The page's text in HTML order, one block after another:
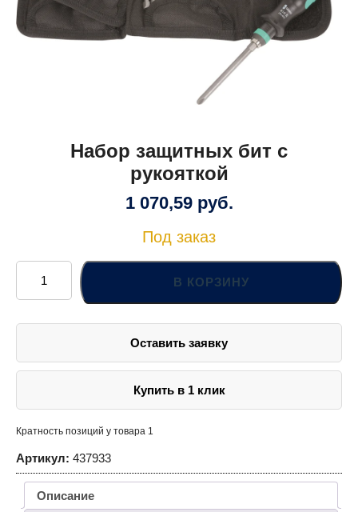
Набор защитных бит с
рукояткой
1 070,59 руб.
Под заказ
Количество
товара
Набор
защитных
с
В КОРЗИНУ
Оставить заявку
Купить в 1 клик
Кратность позиций у товара 1
Артикул: 437933
Описание